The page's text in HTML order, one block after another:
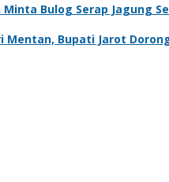
Bulog Serap Jagung
Mentan, Bupati Jarot